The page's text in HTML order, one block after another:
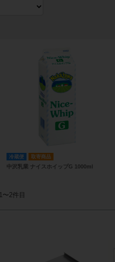
冷蔵便 取寄商品
中沢乳業 ナイスホイップG 1000ml
〜2件目